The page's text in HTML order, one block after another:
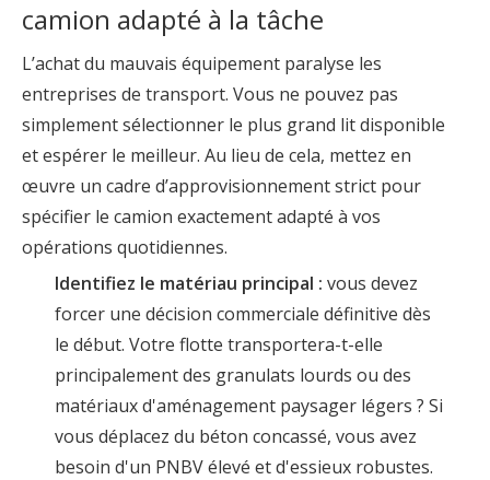
camion adapté à la tâche
L’achat du mauvais équipement paralyse les
entreprises de transport. Vous ne pouvez pas
simplement sélectionner le plus grand lit disponible
et espérer le meilleur. Au lieu de cela, mettez en
œuvre un cadre d’approvisionnement strict pour
spécifier le camion exactement adapté à vos
opérations quotidiennes.
Identifiez le matériau principal : vous devez
forcer une décision commerciale définitive dès
le début. Votre flotte transportera-t-elle
principalement des granulats lourds ou des
matériaux d'aménagement paysager légers ? Si
vous déplacez du béton concassé, vous avez
besoin d'un PNBV élevé et d'essieux robustes.